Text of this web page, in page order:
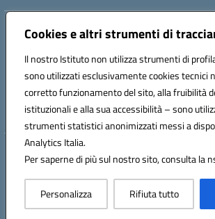
Cookies e altri strumenti di
Il nostro Istituto non utilizza strumenti di
sono utilizzati esclusivamente cookies tecnici
corretto funzionamento del sito, alla fruibilità
istituzionali e alla sua accessibilità – sono
strumenti statistici anonimizzati messi a
Analytics Italia.
Per saperne di più sul nostro sito, consulta la
Personalizza Rifiuta tutto
Indirizzo:Via De Martis s.n.c. 07029 Tempio
Posta elettronica certificata (PEC):
Codice fiscale: 91009410902
Codice meccanografico: SSSL030007
Hosting & Powered by 3D
Concept & Design by